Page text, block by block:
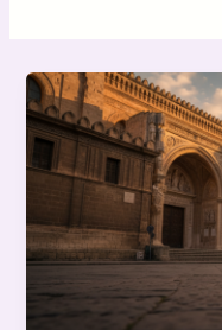
Découvrir
la
Sicile
:
incontournables
et
activités
à
ne